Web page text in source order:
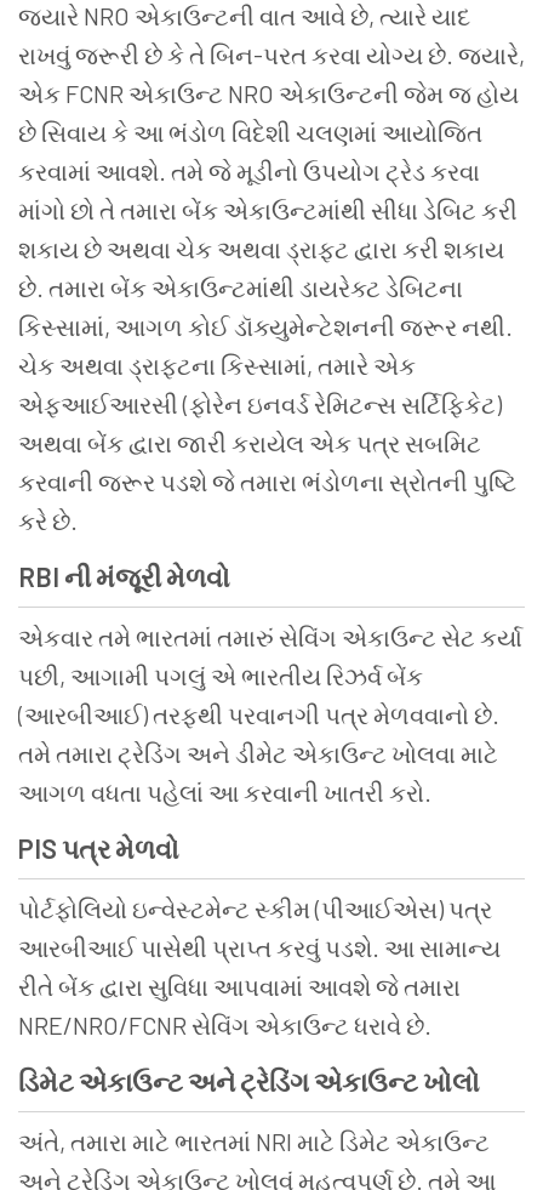
જ્યારે NRO એકાઉન્ટની વાત આવે છે, ત્યારે યાદ
રાખવું જરૂરી છે કે તે બિન-પરત કરવા યોગ્ય છે. જ્યારે,
એક FCNR એકાઉન્ટ NRO એકાઉન્ટની જેમ જ હોય
છે સિવાય કે આ ભંડોળ વિદેશી ચલણમાં આયોજિત
કરવામાં આવશે. તમે જે મૂડીનો ઉપયોગ ટ્રેડ કરવા
માંગો છો તે તમારા બેંક એકાઉન્ટમાંથી સીધા ડેબિટ કરી
શકાય છે અથવા ચેક અથવા ડ્રાફ્ટ દ્વારા કરી શકાય
છે. તમારા બેંક એકાઉન્ટમાંથી ડાયરેક્ટ ડેબિટના
કિસ્સામાં, આગળ કોઈ ડૉક્યુમેન્ટેશનની જરૂર નથી.
ચેક અથવા ડ્રાફ્ટના કિસ્સામાં, તમારે એક
એફઆઈઆરસી (ફોરેન ઇનવર્ડ રેમિટન્સ સર્ટિફિકેટ)
અથવા બેંક દ્વારા જારી કરાયેલ એક પત્ર સબમિટ
કરવાની જરૂર પડશે જે તમારા ભંડોળના સ્રોતની પુષ્ટિ
કરે છે.
RBI ની મંજૂરી મેળવો
એકવાર તમે ભારતમાં તમારું સેવિંગ એકાઉન્ટ સેટ કર્યા
પછી, આગામી પગલું એ ભારતીય રિઝર્વ બેંક
(આરબીઆઈ) તરફથી પરવાનગી પત્ર મેળવવાનો છે.
તમે તમારા ટ્રેડિંગ અને ડીમેટ એકાઉન્ટ ખોલવા માટે
આગળ વધતા પહેલાં આ કરવાની ખાતરી કરો.
PIS પત્ર મેળવો
પોર્ટફોલિયો ઇન્વેસ્ટમેન્ટ સ્કીમ (પીઆઈએસ) પત્ર
આરબીઆઈ પાસેથી પ્રાપ્ત કરવું પડશે. આ સામાન્ય
રીતે બેંક દ્વારા સુવિધા આપવામાં આવશે જે તમારા
NRE/NRO/FCNR સેવિંગ એકાઉન્ટ ધરાવે છે.
ડિમેટ એકાઉન્ટ અને ટ્રેડિંગ એકાઉન્ટ ખોલો
અંતે, તમારા માટે ભારતમાં NRI માટે ડિમેટ એકાઉન્ટ
અને ટ્રેડિંગ એકાઉન્ટ ખોલવું મહત્વપૂર્ણ છે. તમે આ